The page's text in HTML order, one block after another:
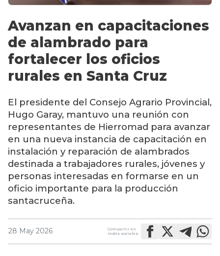
Avanzan en capacitaciones
de alambrado para
fortalecer los oficios
rurales en Santa Cruz
El presidente del Consejo Agrario Provincial,
Hugo Garay, mantuvo una reunión con
representantes de Hierromad para avanzar
en una nueva instancia de capacitación en
instalación y reparación de alambrados
destinada a trabajadores rurales, jóvenes y
personas interesadas en formarse en un
oficio importante para la producción
santacruceña.
28 May 2026
Compartir en
redes sociales: